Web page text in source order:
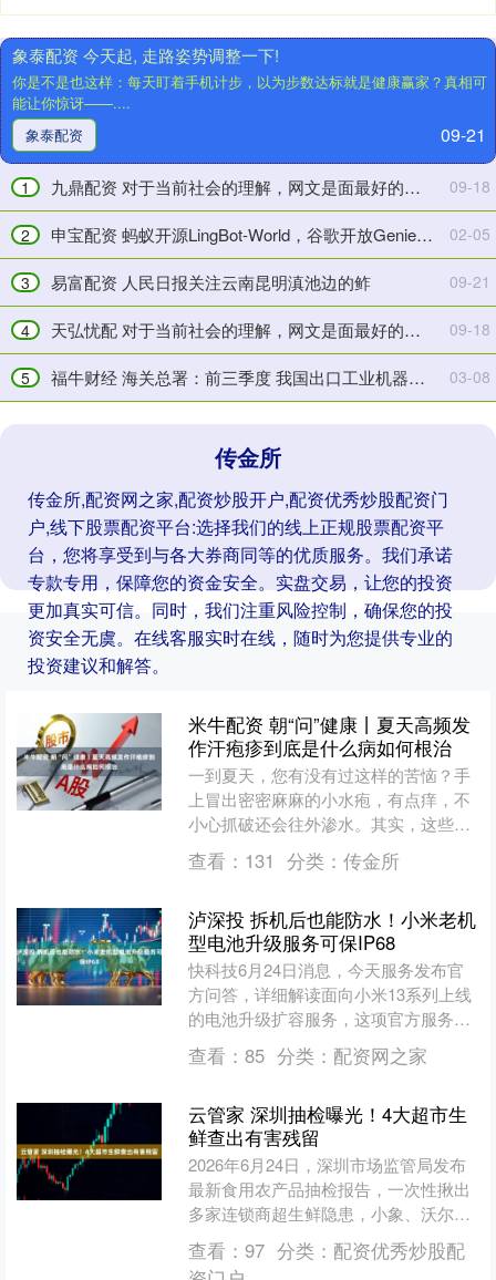
心
撞
倒
佛
像，
下
一
秒
露
出
一
块
白
色
骨
头
·
看
振
兴
丨
草
原
添
绿
意
&#32;
牧
民
保
丰
收
象泰配资 今天起, 走路姿势调整一下!
你是不是也这样：每天盯着手机计步，以为步数达标就是健康赢家？真相可
能让你惊讶——....
象泰配资
09-21
1 九鼎配资 对于当前社会的理解，网文是面最好的镜子 09-18
2 申宝配资 蚂蚁开源LingBot-World，谷歌开放Genie 3体验：世界模型“开放窗口”被打开 02-05
3 易富配资 人民日报关注云南昆明滇池边的鲊 09-21
4 天弘忧配 对于当前社会的理解，网文是面最好的镜子 09-18
5 福牛财经 海关总署：前三季度 我国出口工业机器人增长549% 03-08
传金所
传金所,配资网之家,配资炒股开户,配资优秀炒股配资门
户,线下股票配资平台:选择我们的线上正规股票配资平
台，您将享受到与各大券商同等的优质服务。我们承诺
专款专用，保障您的资金安全。实盘交易，让您的投资
更加真实可信。同时，我们注重风险控制，确保您的投
资安全无虞。在线客服实时在线，随时为您提供专业的
投资建议和解答。
米牛配资 朝“问”健康丨夏天高频发
作汗疱疹到底是什么病如何根治
一到夏天，您有没有过这样的苦恼？手
上冒出密密麻麻的小水疱，有点痒，不
小心抓破还会往外渗水。其实，这些小
水疱大多是汗。 这种病症，换季时容易
发作，皮肤科门诊在夏天....
查看： 131 分类： 传金所
泸深投 拆机后也能防水！小米老机
型电池升级服务可保IP68
快科技6月24日消息，今天服务发布官
方问答，详细解读面向小米13系列上线
的电池升级扩容服务，这项官方服务和
普通同规格电池换新存在明显区别。 普
通换新仅恢复原厂续....
查看： 85 分类： 配资网之家
云管家 深圳抽检曝光！4大超市生
鲜查出有害残留
2026年6月24日，深圳市场监管局发布
最新食用农产品抽检报告，一次性揪出
多家连锁商超生鲜隐患，小象、沃尔
玛、永辉、朴朴全都上榜，不少日常
菜、水产检出农残、违禁....
查看： 97 分类： 配资优秀炒股配